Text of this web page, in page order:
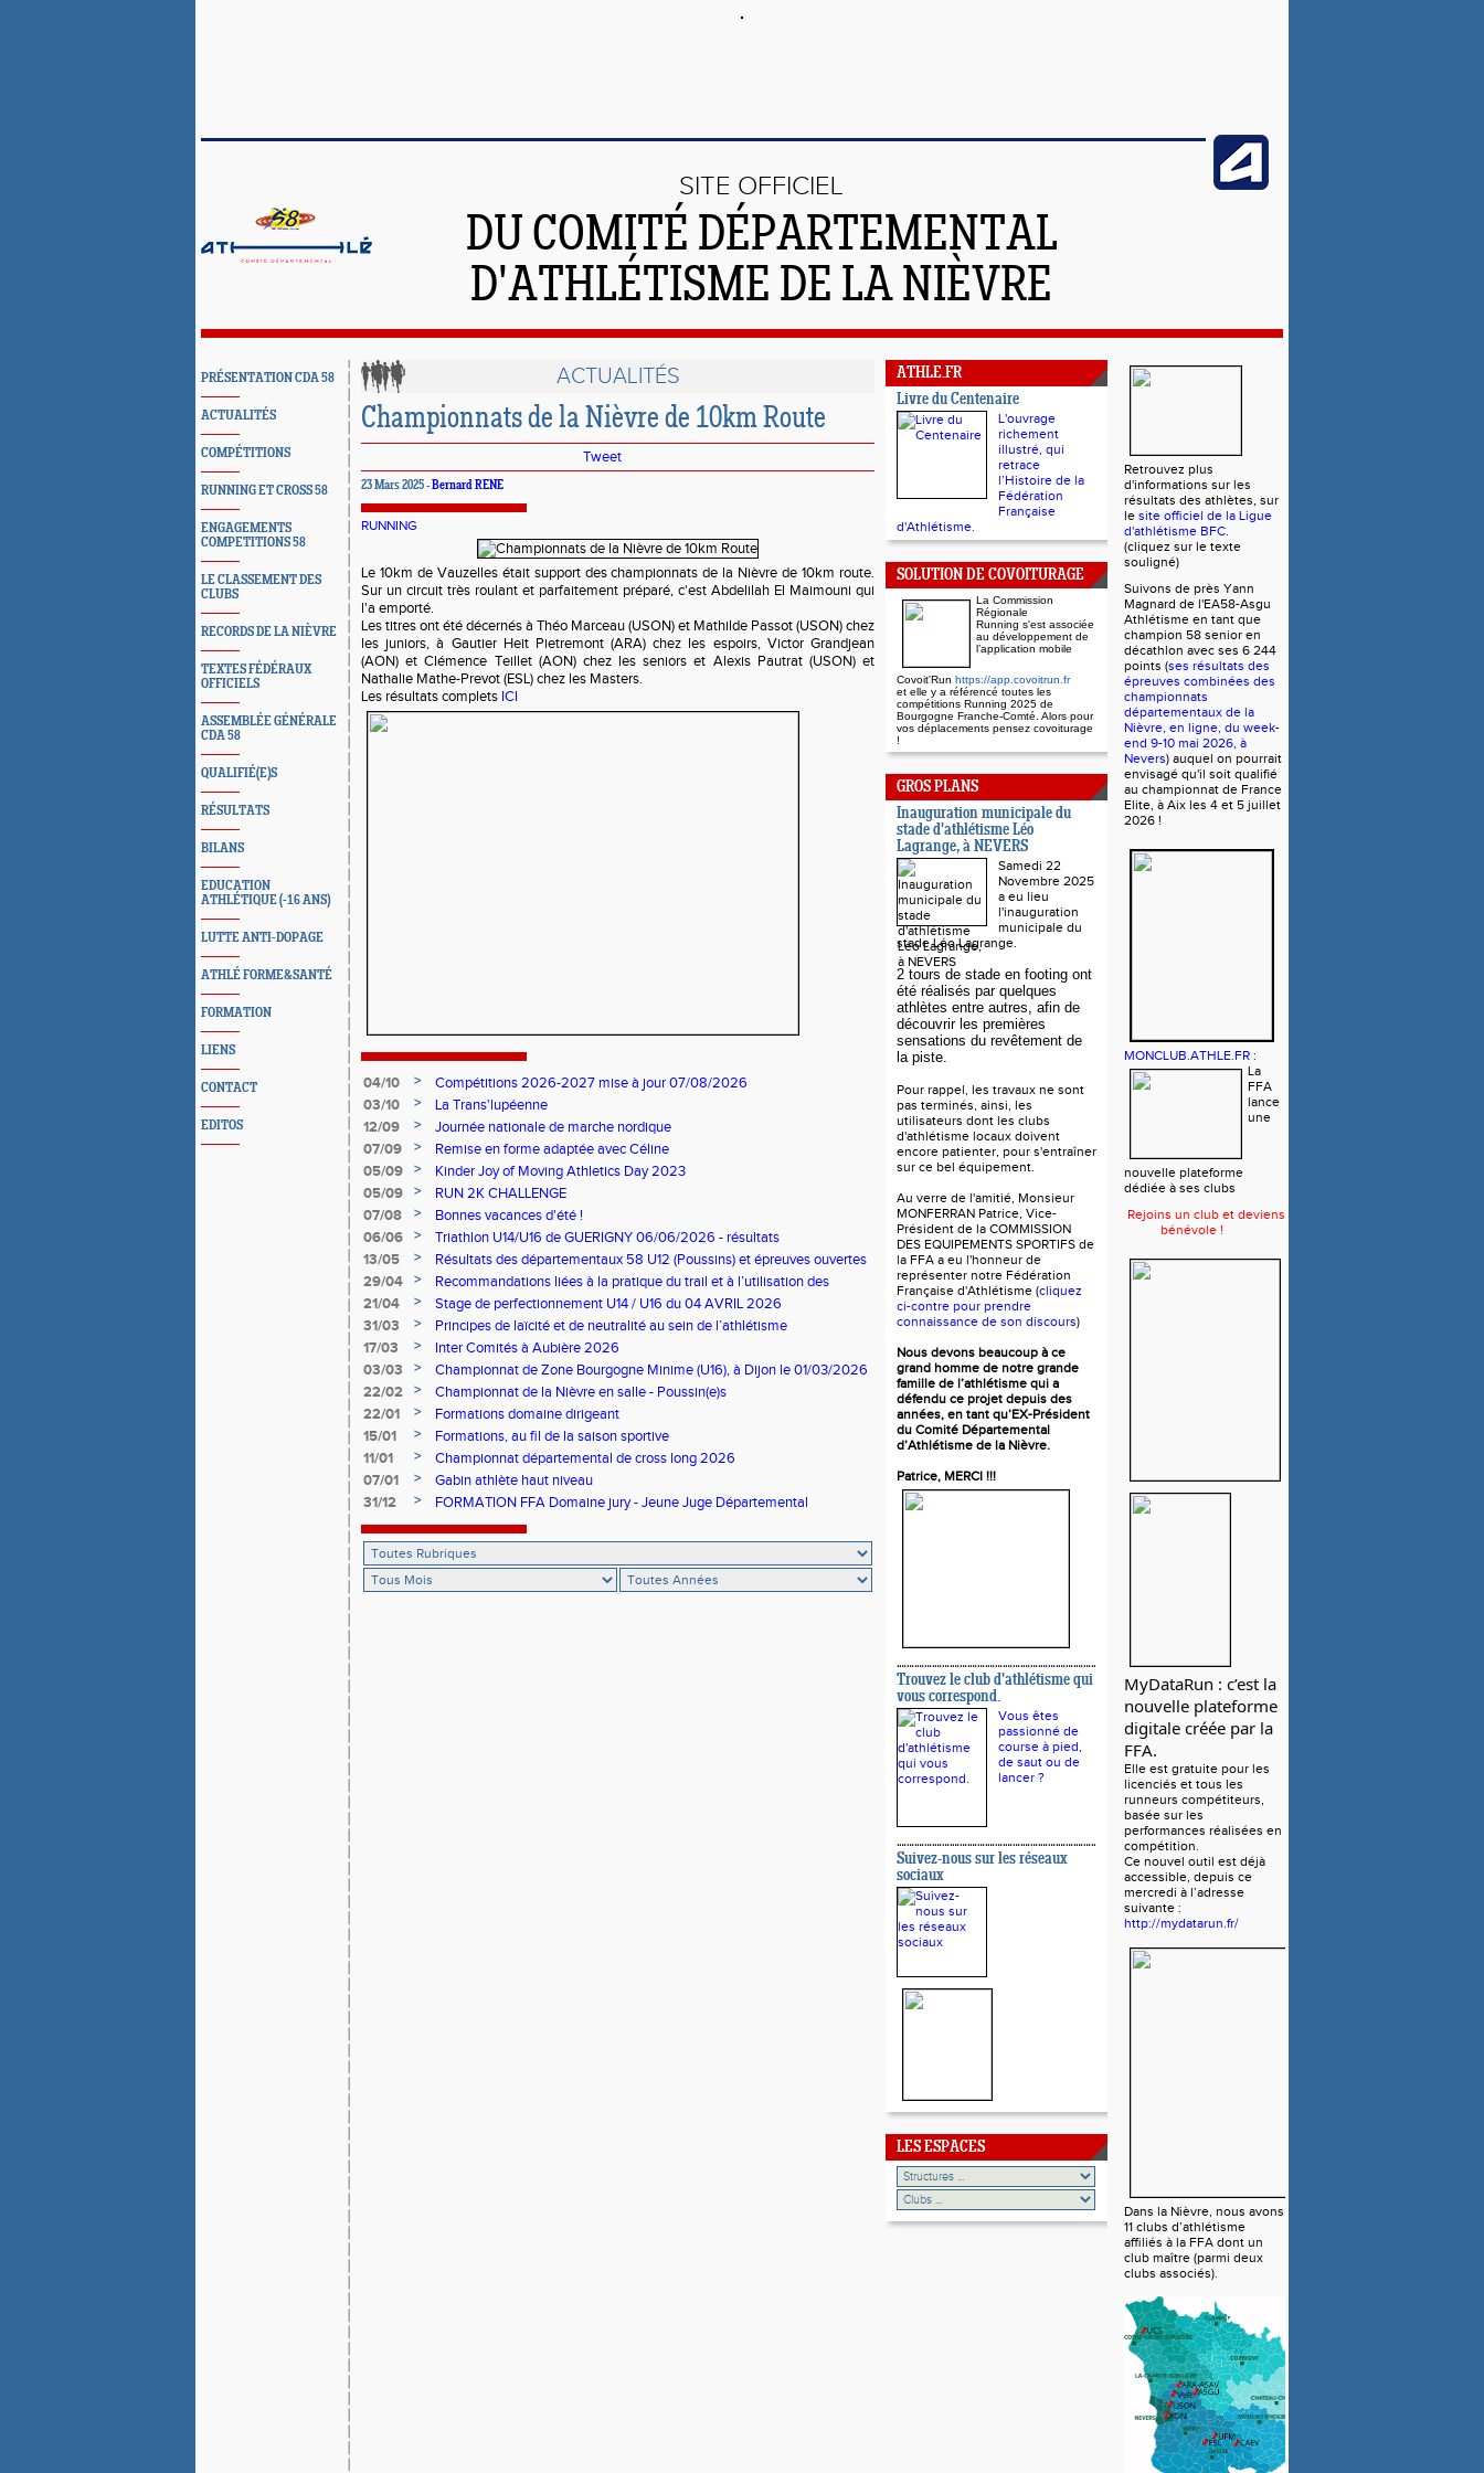
SITE OFFICIEL
DU COMITÉ DÉPARTEMENTAL
D'ATHLÉTISME DE LA NIÈVRE
PRÉSENTATION CDA 58
ACTUALITÉS
COMPÉTITIONS
RUNNING ET CROSS 58
ENGAGEMENTS
COMPETITIONS 58
LE CLASSEMENT DES
CLUBS
RECORDS DE LA NIÈVRE
TEXTES FÉDÉRAUX
OFFICIELS
ASSEMBLÉE GÉNÉRALE
CDA 58
QUALIFIÉ(E)S
RÉSULTATS
BILANS
EDUCATION
ATHLÉTIQUE (-16 ANS)
LUTTE ANTI-DOPAGE
ATHLÉ FORME&SANTÉ
FORMATION
LIENS
CONTACT
EDITOS
ACTUALITÉS
Championnats de la Nièvre de 10km Route
Tweet
23 Mars 2025 -Bernard RENE
RUNNING
Le 10km de Vauzelles était support des championnats de la Nièvre de 10km route.
Sur un circuit très roulant et parfaitement préparé, c'est Abdelilah El Maimouni qui
l'a emporté.
Les titres ont été décernés à Théo Marceau (USON) et Mathilde Passot (USON) chez
les juniors, à Gautier Heit Pietremont (ARA) chez les espoirs, Victor Grandjean
(AON) et Clémence Teillet (AON) chez les seniors et Alexis Pautrat (USON) et
Nathalie Mathe-Prevot (ESL) chez les Masters.
Les résultats complets ICI
04/10 >
Compétitions 2026-2027 mise à jour 07/08/2026
03/10
>
La Trans'lupéenne
12/09
>
Journée nationale de marche nordique
07/09
>
Remise en forme adaptée avec Céline
05/09
>
Kinder Joy of Moving Athletics Day 2023
05/09
>
RUN 2K CHALLENGE
07/08
>
Bonnes vacances d'été !
06/06
>
Triathlon U14/U16 de GUERIGNY 06/06/2026 - résultats
13/05
>
Résultats des départementaux 58 U12 (Poussins) et épreuves ouvertes
le samedi 13 juin, à St Léger des Vignes
29/04 >
Recommandations liées à la pratique du trail et à l’utilisation des
médicaments anti-inflammatoire
21/04 >
Stage de perfectionnement U14 / U16 du 04 AVRIL 2026
31/03
>
Principes de laïcité et de neutralité au sein de l’athlétisme
17/03
>
Inter Comités à Aubière 2026
03/03
>
Championnat de Zone Bourgogne Minime (U16), à Dijon le 01/03/2026
22/02
>
Championnat de la Nièvre en salle - Poussin(e)s
22/01
>
Formations domaine dirigeant
15/01
>
Formations, au fil de la saison sportive
11/01
>
Championnat départemental de cross long 2026
07/01
>
Gabin athlète haut niveau
31/12
> FORMATION FFA Domaine jury - Jeune Juge Départemental
ATHLE.FR
Livre du Centenaire
L'ouvrage
richement
illustré, qui
retrace
l’Histoire de la
Fédération
Française
d'Athlétisme.
SOLUTION DE COVOITURAGE
La Commission
Régionale
Running s'est associée
au développement de
l’application mobile
Covoit'Run https://app.covoitrun.fr
et elle y a référencé toutes les
compétitions Running 2025 de
Bourgogne Franche-Comté. Alors pour
vos déplacements pensez covoiturage
!
GROS PLANS
Inauguration municipale du
stade d'athlétisme Léo
Lagrange, à NEVERS
Samedi 22
Novembre 2025
a eu lieu
l'inauguration
municipale du
stade Léo Lagrange.
2 tours de stade en footing ont
été réalisés par quelques
athlètes entre autres, afin de
découvrir les premières
sensations du revêtement de
la piste.
Pour rappel, les travaux ne sont
pas terminés, ainsi, les
utilisateurs dont les clubs
d'athlétisme locaux doivent
encore patienter, pour s'entraîner
sur ce bel équipement.
Au verre de l'amitié, Monsieur
MONFERRAN Patrice, Vice-
Président de la COMMISSION
DES EQUIPEMENTS SPORTIFS de
la FFA a eu l'honneur de
représenter notre Fédération
Française d'Athlétisme (cliquez
ci-contre pour prendre
connaissance de son discours)
Nous devons beaucoup à ce
grand homme de notre grande
famille de l’athlétisme qui a
défendu ce projet depuis des
années, en tant qu’EX-Président
du Comité Départemental
d’Athlétisme de la Nièvre.
Patrice, MERCI !!!
Trouvez le club d'athlétisme qui
vous correspond.
Vous êtes
passionné de
course à pied,
de saut ou de
lancer ?
Suivez-nous sur les réseaux
sociaux
LES ESPACES
Retrouvez plus
d'informations sur les
résultats des athlètes, sur
le site officiel de la Ligue
d'athlétisme BFC.
(cliquez sur le texte
souligné)
Suivons de près Yann
Magnard de l'EA58-Asgu
Athlétisme en tant que
champion 58 senior en
décathlon avec ses 6 244
points (ses résultats des
épreuves combinées des
championnats
départementaux de la
Nièvre, en ligne, du week-
end 9-10 mai 2026, à
Nevers) auquel on pourrait
envisagé qu'il soit qualifié
au championnat de France
Elite, à Aix les 4 et 5 juillet
2026 !
MONCLUB.ATHLE.FR :
La
FFA
lance
une
nouvelle plateforme
dédiée à ses clubs
Rejoins un club et deviens
bénévole !
MyDataRun : c’est la
nouvelle plateforme
digitale créée par la
FFA.
Elle est gratuite pour les
licenciés et tous les
runneurs compétiteurs,
basée sur les
performances réalisées en
compétition.
Ce nouvel outil est déjà
accessible, depuis ce
mercredi à l’adresse
suivante :
http://mydatarun.fr/
Dans la Nièvre, nous avons
11 clubs d’athlétisme
affiliés à la FFA dont un
club maître (parmi deux
clubs associés).